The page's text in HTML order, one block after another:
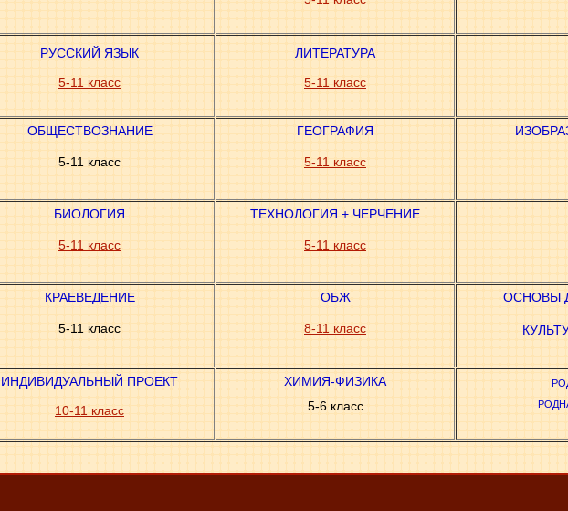
РУССКИЙ ЯЗЫК
5-11 класс
ЛИТЕРАТУРА
5-11 класс
ОБЩЕСТВОЗНАНИЕ
5-11 класс
ГЕОГРАФИЯ
5-11 класс
БИОЛОГИЯ
5-11 класс
ТЕХНОЛОГИЯ + ЧЕРЧЕНИЕ
5-11 класс
КРАЕВЕДЕНИЕ
5-11 класс
ОБЖ
8-11 класс
ОСНОВЫ
ИНДИВИДУАЛЬНЫЙ ПРОЕКТ
10-11 класс
ХИМИЯ-ФИЗИКА
5-6 класс